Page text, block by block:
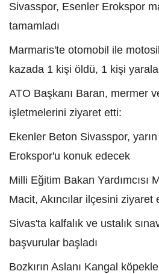
Sivasspor, Esenler Erokspor
tamamladı
Marmaris'te otomobil ile
kazada 1 kişi öldü, 1 kişi
ATO Başkanı Baran, mermer
işletmelerini ziyaret etti:
Ekenler Beton Sivasspor,
Erokspor'u konuk edecek
Milli Eğitim Bakan Yardımcısı
Macit, Akıncılar ilçesini ziyaret
Sivas'ta kalfalık ve ustalık
başvurular başladı
Bozkırın Aslanı Kangal